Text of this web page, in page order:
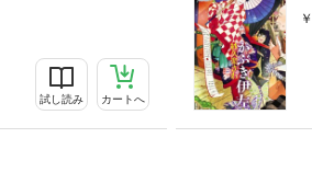
試し読み カートへ